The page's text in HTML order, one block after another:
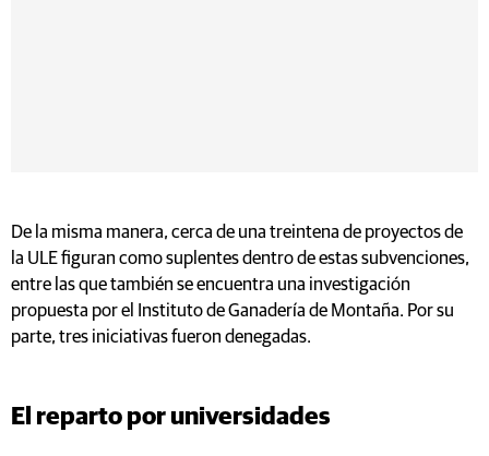
De la misma manera, cerca de una treintena de proyectos de
la ULE figuran como suplentes dentro de estas subvenciones,
entre las que también se encuentra una investigación
propuesta por el Instituto de Ganadería de Montaña. Por su
parte, tres iniciativas fueron denegadas.
El reparto por universidades